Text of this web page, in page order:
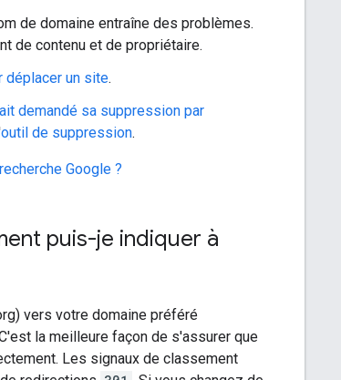
de domaine entraîne des problèmes.
de contenu et de propriétaire.
déplacer un site.
ait demandé sa suppression par
outil de suppression.
Google ?
puis-je indiquer à
vers votre domaine préféré
la meilleure façon de s'assurer que
Les signaux de classement